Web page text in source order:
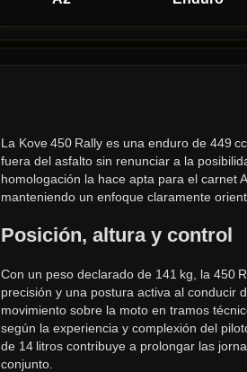
La Kove 450 Rally es una enduro de 449
fuera del asfalto sin renunciar a la
homologación la hace apta para el carnet
manteniendo un enfoque claramente
Posición, altura y control
Con un peso declarado de 141 kg, la 450
precisión y una postura activa al conducir
movimiento sobre la moto en tramos
según la experiencia y complexión del
de 14 litros contribuye a prolongar las
conjunto.